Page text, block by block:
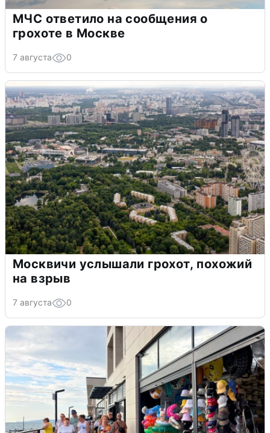
МЧС ответило на сообщения о
грохоте в Москве
7 августа 0
Москвичи услышали грохот, похожий
на взрыв
7 августа 0